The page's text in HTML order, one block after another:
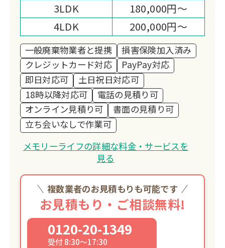
3LDK
180,000円～
4LDK
200,000円～
一般廃棄物業者と提携
損害保険加入済み
クレジットカード対応
PayPay対応
即日対応可
土日祝日対応可
18時以降対応可
電話の見積り可
オンライン見積り可
書面の見積り可
立ち会いなしで作業可
メモリーライフの詳細な料金・サービスを
見る
複数業者のお見積もりも可能です
お見積もり・ご相談無料!
0120-20-1349
受付 8:30～17:30